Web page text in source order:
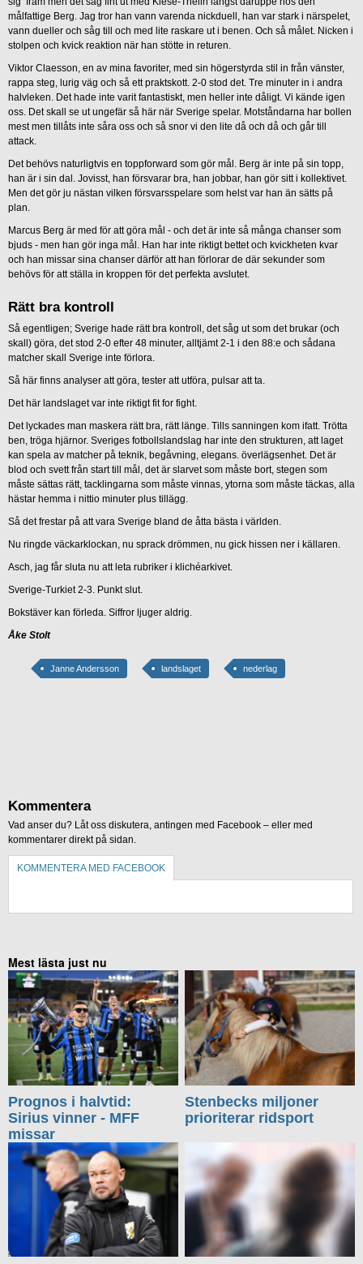
målfattige Berg. Jag tror han vann varenda nickduell, han var stark i närspelet,
vann dueller och såg till och med lite raskare ut i benen. Och så målet. Nicken i
stolpen och kvick reaktion när han stötte in returen.
Viktor Claesson, en av mina favoriter, med sin högerstyrda stil in från vänster,
rappa steg, lurig väg och så ett praktskott. 2-0 stod det. Tre minuter in i andra
halvleken. Det hade inte varit fantastiskt, men heller inte dåligt. Vi kände igen
oss. Det skall se ut ungefär så här när Sverige spelar. Motståndarna har bollen
mest men tillåts inte såra oss och så snor vi den lite då och då och går till
attack.
Det behövs naturligtvis en toppforward som gör mål. Berg är inte på sin topp,
han är i sin dal. Jovisst, han försvarar bra, han jobbar, han gör sitt i kollektivet.
Men det gör ju nästan vilken försvarsspelare som helst var han än sätts på
plan.
Marcus Berg är med för att göra mål - och det är inte så många chanser som
bjuds - men han gör inga mål. Han har inte riktigt bettet och kvickheten kvar
och han missar sina chanser därför att han förlorar de där sekunder som
behövs för att ställa in kroppen för det perfekta avslutet.
Rätt bra kontroll
Så egentligen; Sverige hade rätt bra kontroll, det såg ut som det brukar (och
skall) göra, det stod 2-0 efter 48 minuter, alltjämt 2-1 i den 88:e och sådana
matcher skall Sverige inte förlora.
Så här finns analyser att göra, tester att utföra, pulsar att ta.
Det här landslaget var inte riktigt fit for fight.
Det lyckades man maskera rätt bra, rätt länge. Tills sanningen kom ifatt. Trötta
ben, tröga hjärnor. Sveriges fotbollslandslag har inte den strukturen, att laget
kan spela av matcher på teknik, begåvning, elegans. överlägsenhet. Det är
blod och svett från start till mål, det är slarvet som måste bort, stegen som
måste sättas rätt, tacklingarna som måste vinnas, ytorna som måste täckas, alla
hästar hemma i nittio minuter plus tillägg.
Så det frestar på att vara Sverige bland de åtta bästa i världen.
Nu ringde väckarklockan, nu sprack drömmen, nu gick hissen ner i källaren.
Asch, jag får sluta nu att leta rubriker i klichéarkivet.
Sverige-Turkiet 2-3. Punkt slut.
Bokstäver kan förleda. Siffror ljuger aldrig.
Åke Stolt
Janne Andersson landslaget nederlag
Kommentera
Vad anser du? Låt oss diskutera, antingen med Facebook – eller med
kommentarer direkt på sidan.
KOMMENTERA MED FACEBOOK
Mest lästa just nu
Prognos i halvtid:
Sirius vinner - MFF
missar
Stenbecks miljoner
prioriterar ridsport